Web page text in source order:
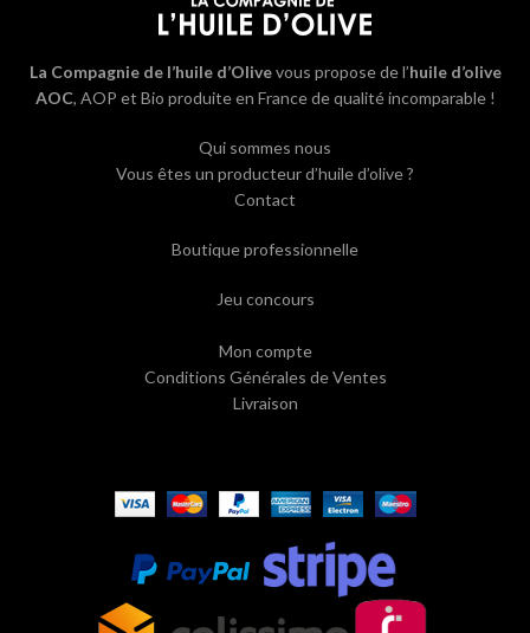
La Compagnie de l’huile d’Olivevous propose de l’huile d’olive
AOC, AOP et Bio produite en France de qualité incomparable !
Qui sommes nous
Vous êtes un producteur d’huile d’olive ?
Contact
Boutique professionnelle
Jeu concours
Mon compte
Conditions Générales de Ventes
Livraison